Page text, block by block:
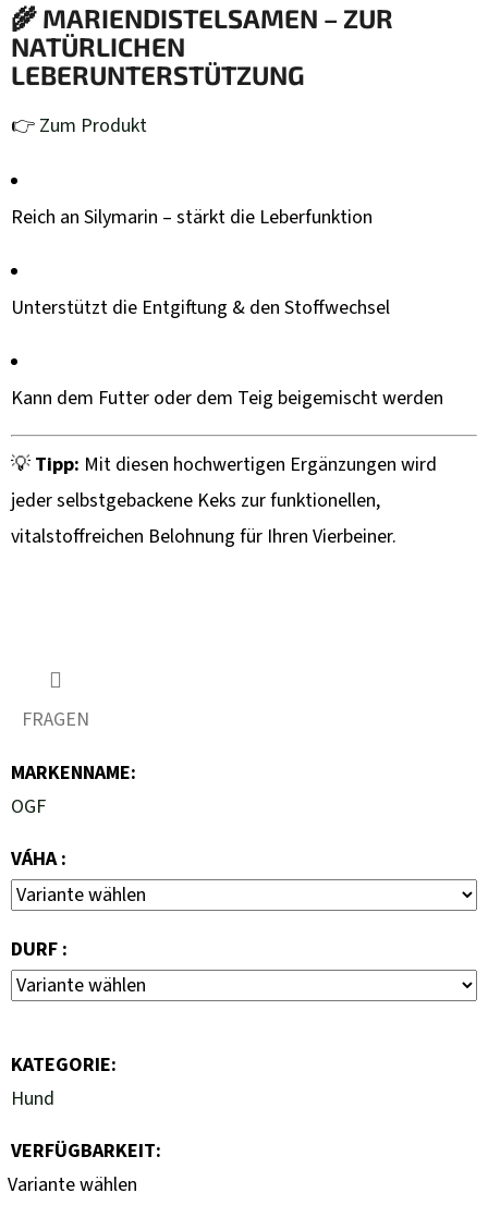
🌾 MARIENDISTELSAMEN – ZUR
NATÜRLICHEN
LEBERUNTERSTÜTZUNG
👉 Zum Produkt
Reich an Silymarin – stärkt die Leberfunktion
Unterstützt die Entgiftung & den Stoffwechsel
Kann dem Futter oder dem Teig beigemischt werden
💡 Tipp: Mit diesen hochwertigen Ergänzungen wird
jeder selbstgebackene Keks zur funktionellen,
vitalstoffreichen Belohnung für Ihren Vierbeiner.
FRAGEN
MARKENNAME:
OGF
VÁHA :
DURF :
KATEGORIE:
Hund
VERFÜGBARKEIT:
Variante wählen